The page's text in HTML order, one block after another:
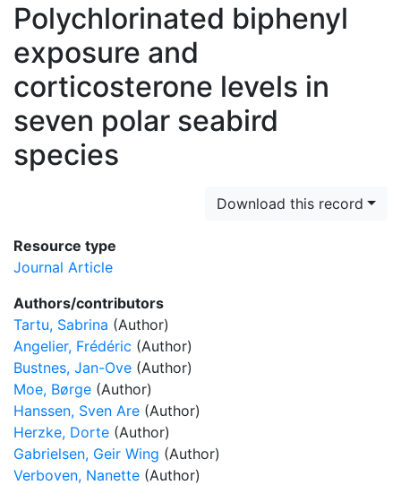
Polychlorinated biphenyl
exposure and
corticosterone levels in
seven polar seabird
species
Download this record
Resource type
Journal Article
Authors/contributors
Tartu, Sabrina (Author)
Angelier, Frédéric (Author)
Bustnes, Jan-Ove (Author)
Moe, Børge (Author)
Hanssen, Sven Are (Author)
Herzke, Dorte (Author)
Gabrielsen, Geir Wing (Author)
Verboven, Nanette (Author)